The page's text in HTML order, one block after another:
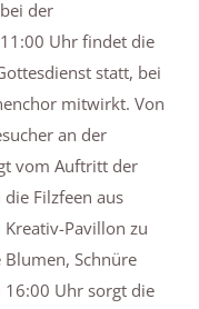
der
Uhr findet die
statt, bei
mitwirkt. Von
an der
vom Auftritt der
Filzfeen aus
Pavillon zu
Schnüre
Uhr sorgt die